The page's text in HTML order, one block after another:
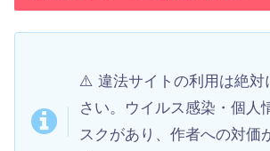
⚠️ 違法サイトの利用は絶対
さい。ウイルス感染・個人
スクがあり、作者への対価